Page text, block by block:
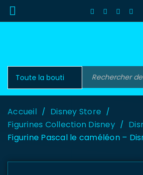
Accueil / Disney Store /
Figurines Collection Disney /
Figurine Pascal le caméléon –